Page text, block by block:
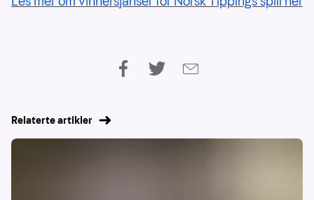
Relaterte artikler